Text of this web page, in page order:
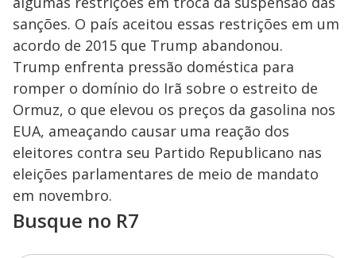
sanções. O país aceitou essas restrições em um
acordo de 2015 que Trump abandonou.
Trump enfrenta pressão doméstica para
romper o domínio do Irã sobre o estreito de
Ormuz, o que elevou os preços da gasolina nos
EUA, ameaçando causar uma reação dos
eleitores contra seu Partido Republicano nas
eleições parlamentares de meio de mandato
em novembro.
Busque no R7